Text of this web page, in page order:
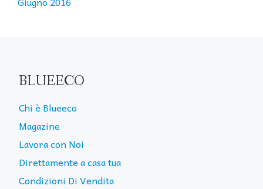
BLUEECO
Chi è Blueeco
Magazine
Lavora con Noi
Direttamente a casa tua
Condizioni Di Vendita